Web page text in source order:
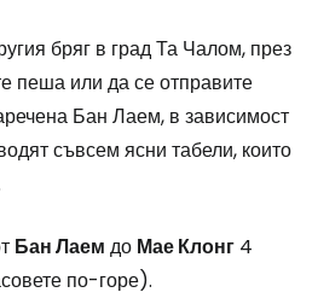
бряг в град Та Чалом, през
пеша или да се отправите
Бан Лаем, в зависимост
съвсем ясни табели, които
Бан Лаем до Мае Клонг 4
по-горе).